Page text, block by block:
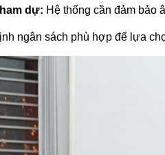
dự: Hệ thống cần đảm bảo
ngân sách phù hợp để lựa